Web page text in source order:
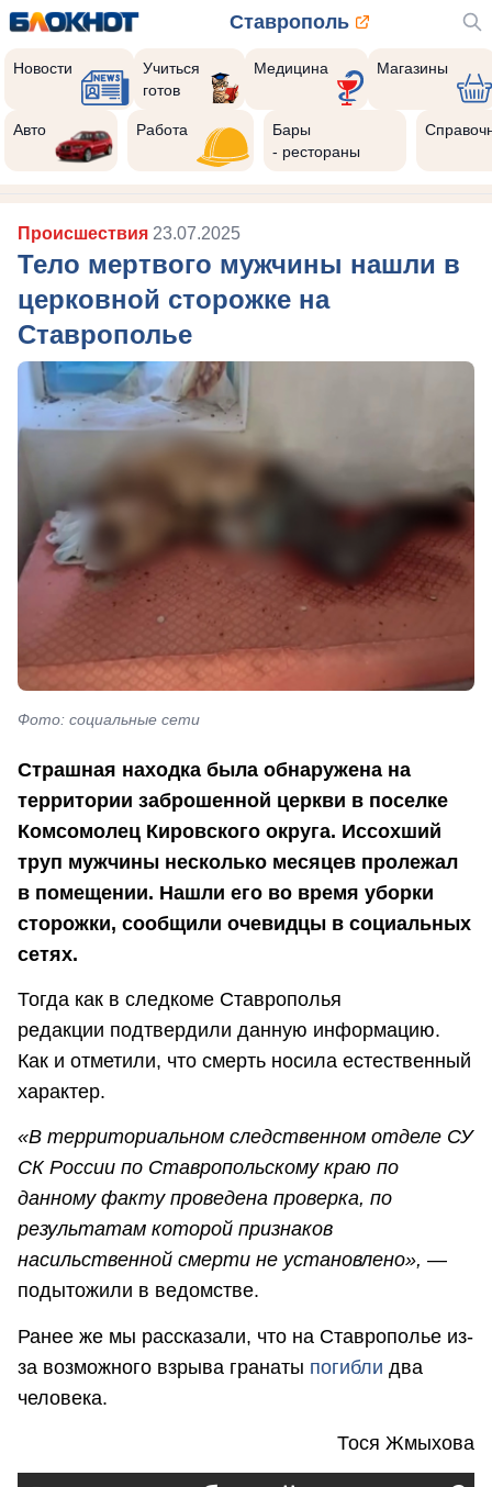
Ставрополь
Новости
Учиться
готов
Медицина Магазины
Авто Работа
Бары
- рестораны
Происшествия 23.07.2025
Тело мертвого мужчины нашли в
церковной сторожке на
Ставрополье
Фото: социальные сети
Страшная находка была обнаружена на
территории заброшенной церкви в поселке
Комсомолец Кировского округа. Иссохший
труп мужчины несколько месяцев пролежал
в помещении. Нашли его во время уборки
сторожки, сообщили очевидцы в социальных
сетях.
Тогда как в следкоме Ставрополья
редакции подтвердили данную информацию.
Как и отметили, что смерть носила естественный
характер.
«В территориальном следственном отделе СУ
СК России по Ставропольскому краю по
данному факту проведена проверка, по
результатам которой признаков
насильственной смерти не установлено», —
подытожили в ведомстве.
Ранее же мы рассказали, что на Ставрополье из-
за возможного взрыва гранаты погибли два
человека.
Тося Жмыхова